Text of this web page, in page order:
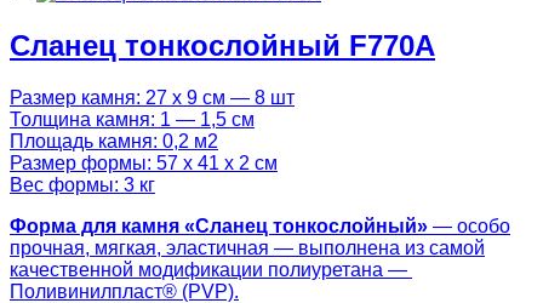
Сланец тонкослойный F770A
Размер камня: 27 х 9 см — 8 шт
Толщина камня: 1 — 1,5 см
Площадь камня: 0,2 м2
Размер формы: 57 х 41 х 2 см
Вес формы: 3 кг
Форма для камня «Сланец тонкослойный» — особо
прочная, мягкая, эластичная — выполнена из самой
качественной модификации полиуретана —
Поливинилпласт® (PVP).